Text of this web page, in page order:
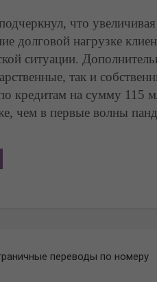
что
долговой нагрузке
ситуации.
так и
кредитам на сумму 115
чем в первые волны
переводы по номеру